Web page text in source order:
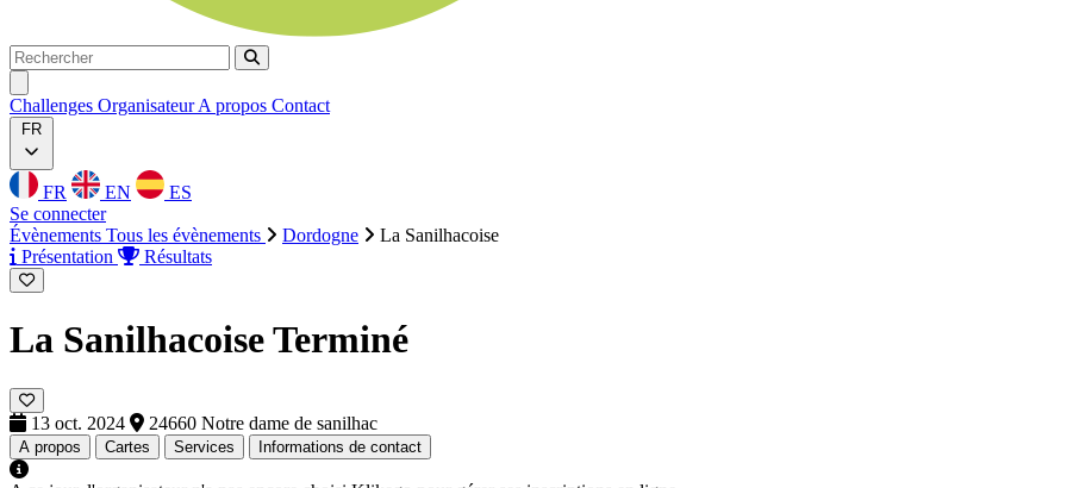
Rechercher
Rechercher
Challenges OrganisateurA propos Contact
FR
FR EN
ES
Se connecter
Évènements Tous les évènements Dordogne
La Sanilhacoise
Présentation
Résultats
La SanilhacoiseTerminé
13 oct. 2024 24660 Notre dame de sanilhac
A propos Cartes Services Informations de contact